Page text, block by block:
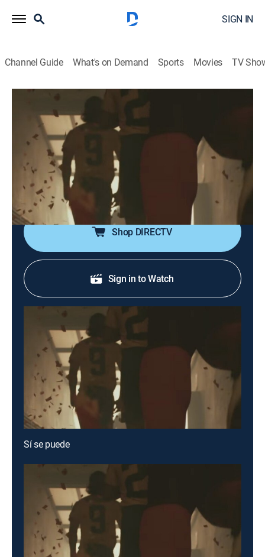
SIGN IN
Channel Guide What's on Demand Sports Movies TV
Sí se puede
Biography, Soccer, Soap
Se relata la clasificación de la selección ecuatoriana
de fútbol por primera vez al mundial a finales del
2001. Además, se cuenta la vida de Jaime Iván
Kaviedes.
Shop DIRECTV
Sign in to Watch
Sí se puede